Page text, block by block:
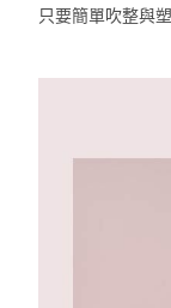
只要簡單吹整與